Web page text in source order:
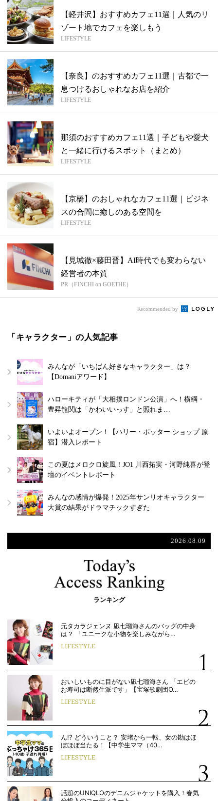
【軽井沢】おすすめカフェ11選｜人気のリ
ゾート地でカフェを楽しもう
LIFESTYLE
【奈良】のおすすめカフェ11選｜古都で一
息つけるおしゃれなお店を紹介
LIFESTYLE
那須のおすすめカフェ11選｜子どもや愛犬
と一緒に行けるスポット（まとめ）
LIFESTYLE
【京橋】のおしゃれなカフェ11選｜ビジネ
スの合間に癒しのある空間を
LIFESTYLE
【見城徹×藤田晋】AI時代でも変わらない
経営者の本質
PR（FINCHI on GOETHE）
Recommended by
「キャラクター」の人気記事
みんなが「いちばん好きなキャラクター」は？
【Domaniアワード】
ハローキティが「大相撲ロンドン公演」へ！横綱・
豊昇龍関は「かわいいっす」と照れま…
いよいよオープン！【ハリー・ポッター ショップ 原
宿】潜入レポート
この夏はメロクロ旋風！JO1 川西拓実・河野純喜が登
壇のイベントレポート
みんなの感情が爆発！2025年サンリオキャラクター
大賞の結果がドラマチックすぎた
2026.08.09
ランキング
元タカラジェンヌ 凪七瑠海さんのバッグの中身
は？ 「ユニークな小物を楽しみながら…
LIFESTYLE
おいしいものに目がない凪七瑠海さん 「エビの
お寿司は断然生派です」【宝塚歌劇団O…
LIFESTYLE
ん!? どういうこと？ 安堵から一転、女の勘はほ
ぼほぼ当たる！【中学生ママ（40…
LIFESTYLE
話題のUNIQLOのデニムジャケットを購入！春気